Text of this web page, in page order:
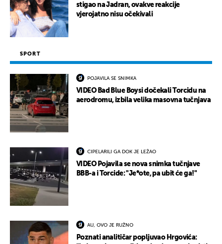
stigao na Jadran, ovakve reakcije
vjerojatno nisu očekivali
SPORT
POJAVILA SE SNIMKA
VIDEO Bad Blue Boysi dočekali Torcidu na
aerodromu, izbila velika masovna tučnjava
CIPELARILI GA DOK JE LEŽAO
VIDEO Pojavila se nova snimka tučnjave
BBB-a i Torcide: "Je*ote, pa ubit će ga!"
AU, OVO JE RUŽNO
Poznati analitičar popljuvao Hrgovića: